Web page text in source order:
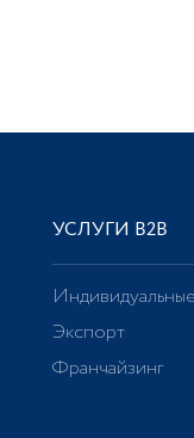
УСЛУГИ В2В
Экспорт
Франчайзинг